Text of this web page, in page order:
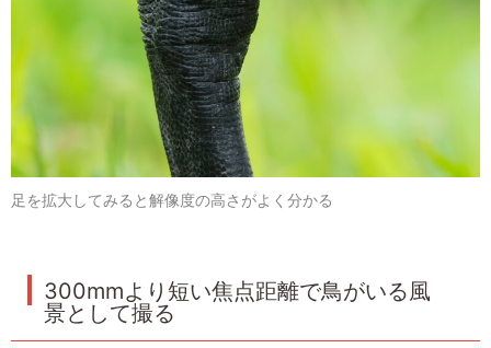
足を拡大してみると解像度の高さがよく分かる
300mmより短い焦点距離で鳥がいる風
景として撮る